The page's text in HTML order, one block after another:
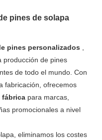
pines de solapa
pines personalizados ,
producción de pines
de todo el mundo. Con
fabricación, ofrecemos
fábrica para marcas,
promocionales a nivel
eliminamos los costes